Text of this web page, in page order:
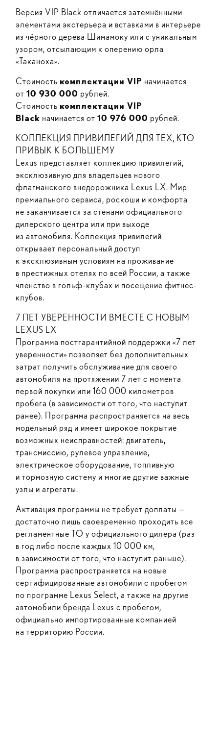
Версия VIP Black отличается затемнёнными
элементами экстерьера и вставками в интерьере
из чёрного дерева Шимамоку или с уникальным
узором, отсылающим к оперению орла
«Таканоха».
Стоимость комплектации VIP начинается
от 10 930 000 рублей.
Стоимость комплектации VIP
Black начинается от 10 976 000 рублей.
КОЛЛЕКЦИЯ ПРИВИЛЕГИЙ ДЛЯ ТЕХ, КТО
ПРИВЫК К БОЛЬШЕМУ
Lexus представляет коллекцию привилегий,
эксклюзивную для владельцев нового
флагманского внедорожника Lexus LX. Мир
премиального сервиса, роскоши и комфорта
не заканчивается за стенами официального
дилерского центра или при выходе
из автомобиля. Коллекция привилегий
открывает персональный доступ
к эксклюзивным условиям на проживание
в престижных отелях по всей России, а также
членство в гольф-клубах и посещение фитнес-
клубов.
7 ЛЕТ УВЕРЕННОСТИ ВМЕСТЕ С НОВЫМ
LEXUS LX
Программа постгарантийной поддержки «7 лет
уверенности» позволяет без дополнительных
затрат получить обслуживание для своего
автомобиля на протяжении 7 лет с момента
первой покупки или 160 000 километров
пробега (в зависимости от того, что наступит
ранее). Программа распространяется на весь
модельный ряд и имеет широкое покрытие
возможных неисправностей: двигатель,
трансмиссию, рулевое управление,
электрическое оборудование, топливную
и тормозную систему и многие другие важные
узлы и агрегаты.
Активация программы не требует доплаты —
достаточно лишь своевременно проходить все
регламентные ТО у официального дилера (раз
в год либо после каждых 10 000 км,
в зависимости от того, что наступит раньше).
Программа распространяется на новые
сертифицированные автомобили с пробегом
по программе Lexus Select, а также на другие
автомобили бренда Lexus с пробегом,
официально импортированные компанией
на территорию России.